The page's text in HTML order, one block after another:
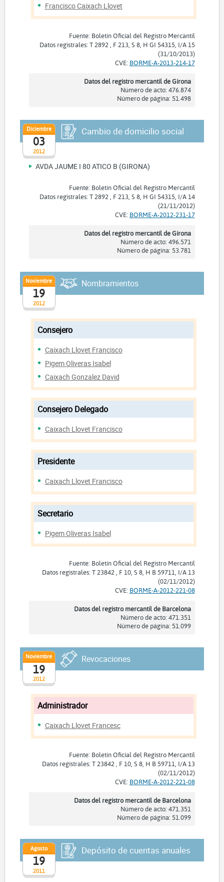
Francisco Caixach Llovet
Fuente: Boletín Oficial del Registro Mercantil
Datos registrales: T 2892 , F 213, S 8, H GI 54315, I/A 15
(31/10/2013)
CVE: BORME-A-2013-214-17
Datos del registro mercantil de Girona
Número de acto: 476.874
Número de página: 51.498
2012
Diciembre
03
Cambio de domicilio social
AVDA JAUME I 80 ATICO B (GIRONA)
Fuente: Boletín Oficial del Registro Mercantil
Datos registrales: T 2892 , F 213, S 8, H GI 54315, I/A 14
(21/11/2012)
CVE: BORME-A-2012-231-17
Datos del registro mercantil de Girona
Número de acto: 496.571
Número de página: 53.781
2012
Noviembre
19
Nombramientos
Consejero
Caixach Llovet Francisco
Pigem Oliveras Isabel
Caixach Gonzalez David
Consejero Delegado
Caixach Llovet Francisco
Presidente
Caixach Llovet Francisco
Secretario
Pigem Oliveras Isabel
Fuente: Boletín Oficial del Registro Mercantil
Datos registrales: T 23842 , F 10, S 8, H B 59711, I/A 13
(02/11/2012)
CVE: BORME-A-2012-221-08
Datos del registro mercantil de Barcelona
Número de acto: 471.351
Número de página: 51.099
2012
Noviembre
19
Revocaciones
Administrador
Caixach Llovet Francesc
Fuente: Boletín Oficial del Registro Mercantil
Datos registrales: T 23842 , F 10, S 8, H B 59711, I/A 13
(02/11/2012)
CVE: BORME-A-2012-221-08
Datos del registro mercantil de Barcelona
Número de acto: 471.351
Número de página: 51.099
2011
Agosto
19
Depósito de cuentas anuales